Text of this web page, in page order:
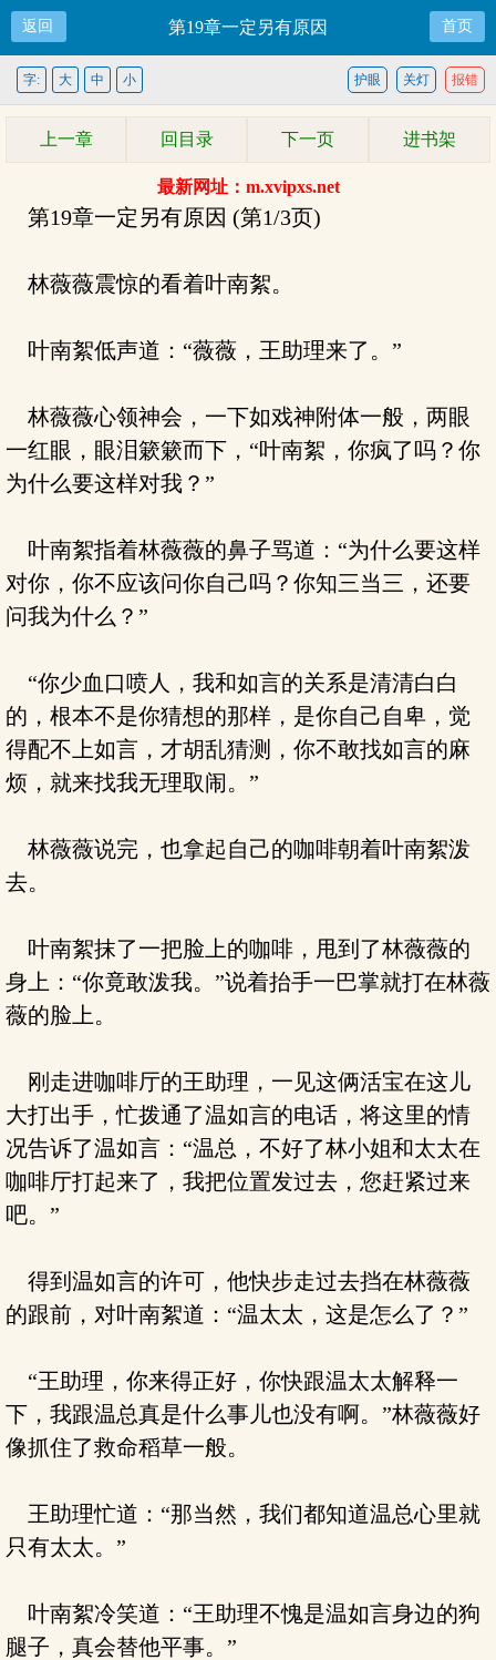
返回 第19章一定另有原因 首页
报错
关灯
护眼
字: 大 中 小
上一章 回目录 下一页 进书架
最新网址：m.xvipxs.net
第19章一定另有原因 (第1/3页)
林薇薇震惊的看着叶南絮。
叶南絮低声道：“薇薇，王助理来了。”
林薇薇心领神会，一下如戏神附体一般，两眼
一红眼，眼泪簌簌而下，“叶南絮，你疯了吗？你
为什么要这样对我？”
叶南絮指着林薇薇的鼻子骂道：“为什么要这样
对你，你不应该问你自己吗？你知三当三，还要
问我为什么？”
“你少血口喷人，我和如言的关系是清清白白
的，根本不是你猜想的那样，是你自己自卑，觉
得配不上如言，才胡乱猜测，你不敢找如言的麻
烦，就来找我无理取闹。”
林薇薇说完，也拿起自己的咖啡朝着叶南絮泼
去。
叶南絮抹了一把脸上的咖啡，甩到了林薇薇的
身上：“你竟敢泼我。”说着抬手一巴掌就打在林薇
薇的脸上。
刚走进咖啡厅的王助理，一见这俩活宝在这儿
大打出手，忙拨通了温如言的电话，将这里的情
况告诉了温如言：“温总，不好了林小姐和太太在
咖啡厅打起来了，我把位置发过去，您赶紧过来
吧。”
得到温如言的许可，他快步走过去挡在林薇薇
的跟前，对叶南絮道：“温太太，这是怎么了？”
“王助理，你来得正好，你快跟温太太解释一
下，我跟温总真是什么事儿也没有啊。”林薇薇好
像抓住了救命稻草一般。
王助理忙道：“那当然，我们都知道温总心里就
只有太太。”
叶南絮冷笑道：“王助理不愧是温如言身边的狗
腿子，真会替他平事。”